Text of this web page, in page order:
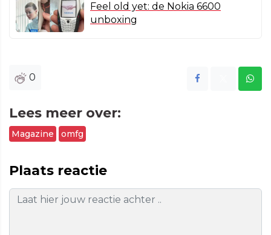
Feel old yet: de Nokia 6600
unboxing
0
Lees meer over:
Magazine omfg
Plaats reactie